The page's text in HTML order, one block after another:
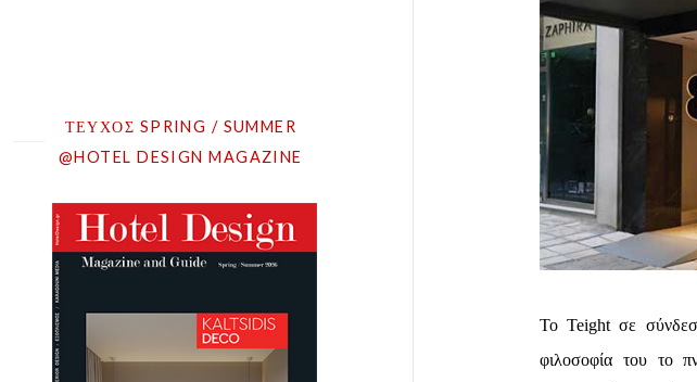
ΤΕΥΧΟΣ SPRING / SUMMER
@HOTEL DESIGN MAGAZINE
Το Teight σε
φιλοσοφία του το